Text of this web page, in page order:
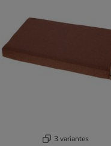
3 variantes